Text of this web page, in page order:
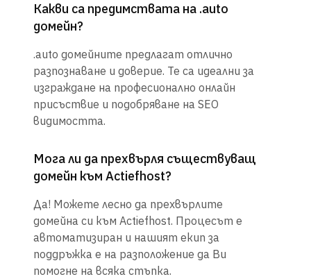
Какви са предимствата на .auto
домейн?
.auto домейните предлагат отлично
разпознаване и доверие. Те са идеални за
изграждане на професионално онлайн
присъствие и подобряване на SEO
видимостта.
Мога ли да прехвърля съществуващ
домейн към Actiefhost?
Да! Можете лесно да прехвърлите
домейна си към Actiefhost. Процесът е
автоматизиран и нашият екип за
поддръжка е на разположение да Ви
помогне на всяка стъпка.